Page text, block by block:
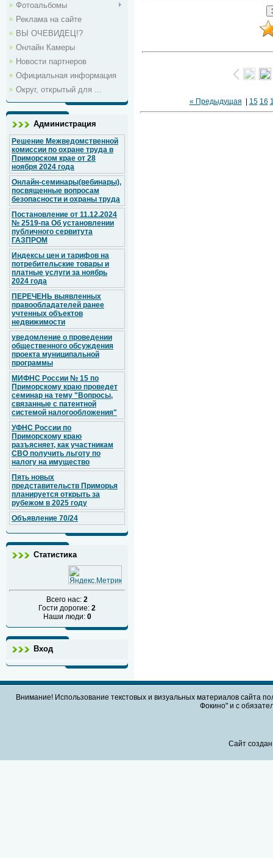
Фотоальбомы
Реклама на сайте
ВЫ ОЧЕВИДЕЦ!?
Онлайн Камеры
Новости партнеров
Официальная информация
Округ, открытый для ...
Администрация
Решение Межведомственной
комиссии по охране труда в
Приморском крае от 28
ноября 2024 года
Онлайн-семинары(вебинары),
посвященные вопросам
безопасности и охраны труда
Постановление от 11.12.2024
№ 2519-па Об установлении
публичного сервитута
ГАЗПРОМ
Индексы цен и тарифов на
потребительские товары и
платные услуги за ноябрь
2024 года
ПЕРЕЧЕНЬ выявленных
правообладателей ранее
учтенных объектов
недвижимости
уведомление о проведении
общественного обсуждения
проекта муниципальной
программы
МИФНС России № 15 по
Приморскому краю проведет
семинар на тему "Вопросы,
связанные с патентной
системой налогообложения"
УФНС России по
Приморскому краю
разъясняет, как участникам
СВО получить льготу по
налогу на имущество
Пять новых
представительств Приморья
планируется открыть за
рубежом в 2025 году
Объявление 70/24
Статистика
Всего нас: 2
Гости дорогие: 2
Наши люди: 0
Вход
« Предыдущая 15 16
Внимание! Использование текстовых и визуальных материалов сайта
Фокино" и с
Сайт